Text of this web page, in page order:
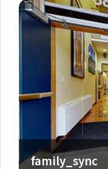
family_sync